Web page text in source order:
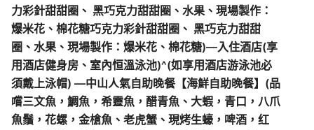
力彩針甜甜圈、 黑巧克力甜甜圈、水果、現場製作：
爆米花、棉花糖巧克力彩針甜甜圈、 黑巧克力甜甜
圈、水果、現場製作：爆米花、棉花糖)—入住酒店(享
用酒店健身房、室內恒溫泳池)^(如享用酒店游泳池必
須戴上泳帽) —中山人氣自助晚餐【海鮮自助晚餐】(品
嚐三文魚，鯛魚，希靈魚，醋青魚、大蝦，青口，八爪
魚鬚，花螺，金槍魚、老虎蟹、現烤生蠔，啤酒，红